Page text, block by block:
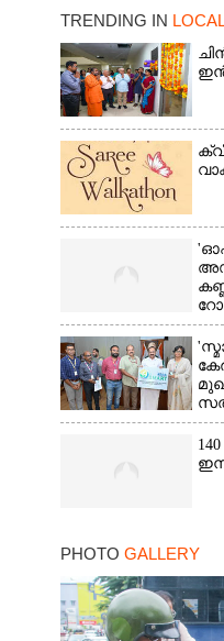
TRENDING IN
PHOTO GALLERY
×